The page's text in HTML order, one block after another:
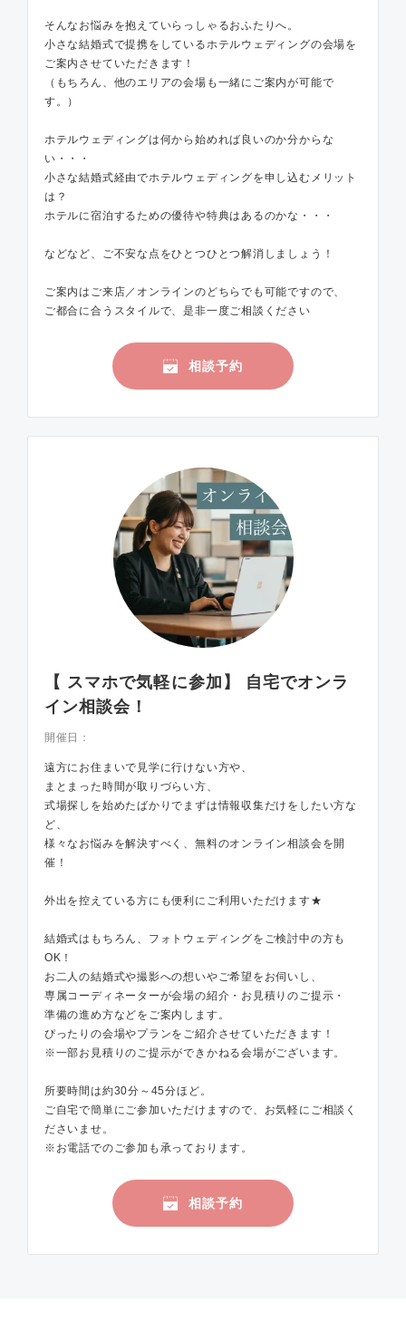
そんなお悩みを抱えていらっしゃるおふたりへ。
小さな結婚式で提携をしているホテルウェディングの会場を
ご案内させていただきます！
（もちろん、他のエリアの会場も一緒にご案内が可能で
す。）
ホテルウェディングは何から始めれば良いのか分からな
い・・・
小さな結婚式経由でホテルウェディングを申し込むメリット
は？
ホテルに宿泊するための優待や特典はあるのかな・・・
などなど、ご不安な点をひとつひとつ解消しましょう！
ご案内はご来店／オンラインのどちらでも可能ですので、
ご都合に合うスタイルで、是非一度ご相談ください
相談予約
【 スマホで気軽に参加】 自宅でオンラ
イン相談会！
開催日：
遠方にお住まいで見学に行けない方や、
まとまった時間が取りづらい方、
式場探しを始めたばかりでまずは情報収集だけをしたい方な
ど、
様々なお悩みを解決すべく、無料のオンライン相談会を開
催！
外出を控えている方にも便利にご利用いただけます★
結婚式はもちろん、フォトウェディングをご検討中の方も
OK！
お二人の結婚式や撮影への想いやご希望をお伺いし、
専属コーディネーターが会場の紹介・お見積りのご提示・
準備の進め方などをご案内します。
ぴったりの会場やプランをご紹介させていただきます！
※一部お見積りのご提示ができかねる会場がございます。
所要時間は約30分～45分ほど。
ご自宅で簡単にご参加いただけますので、お気軽にご相談く
ださいませ。
※お電話でのご参加も承っております。
相談予約